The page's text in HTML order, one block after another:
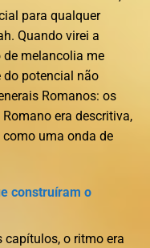
para qualquer
Quando virei a
melancolia me
do potencial não
Romanos: os
era descritiva,
como uma onda de
construíram o
capítulos, o ritmo era